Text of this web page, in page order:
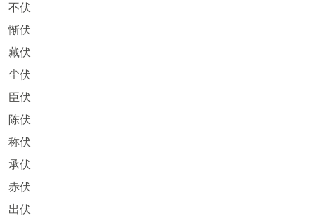
不伏
惭伏
藏伏
尘伏
臣伏
陈伏
称伏
承伏
赤伏
出伏